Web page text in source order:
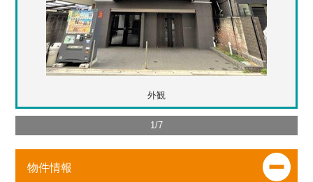
外観
1 /7
物件情報